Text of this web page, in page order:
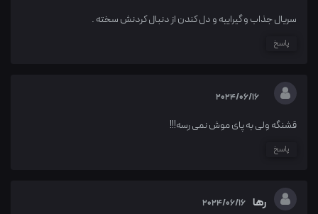
سریال جذاب و گیراییه و دل کندن از دنبال کردنش سخته .
پاسخ
2024/06/16
قشنگه ولی به پای موش نمی رسه!!!
پاسخ
رها 2024/06/16